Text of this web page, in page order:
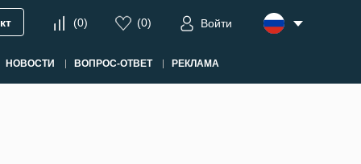
(0) (0) Войти
НОВОСТИ ВОПРОС-ОТВЕТ РЕКЛАМА